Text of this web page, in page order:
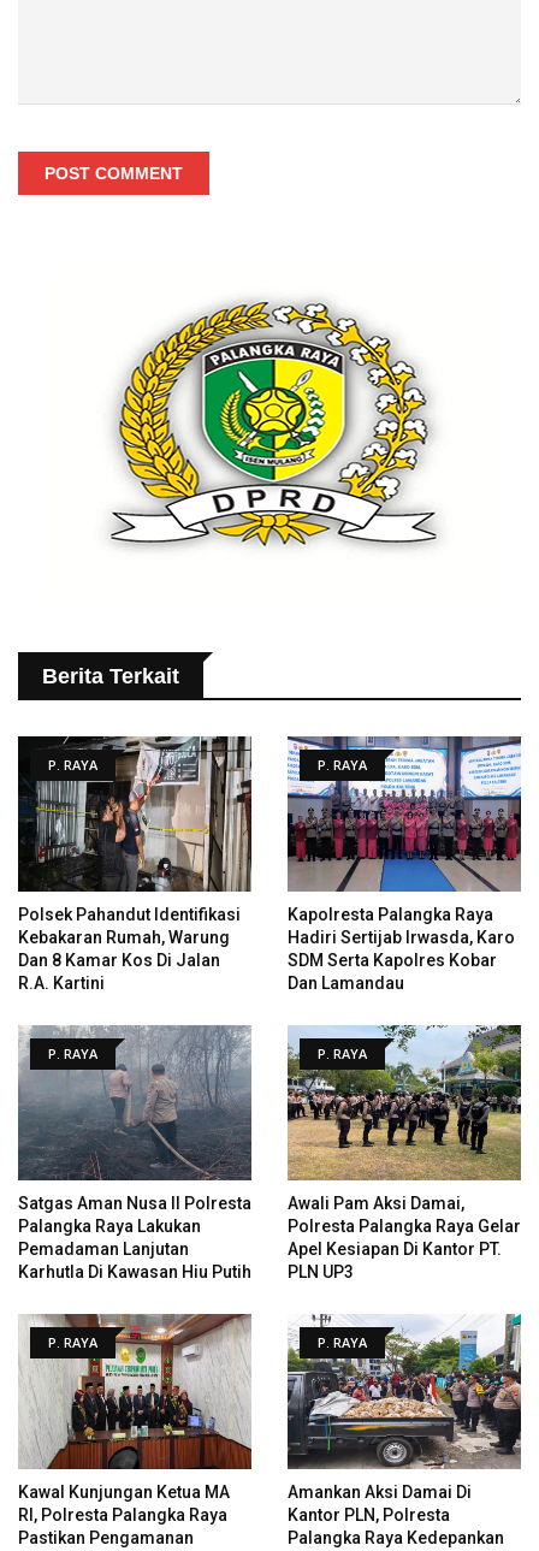
POST COMMENT
Berita Terkait
P. RAYA
Polsek Pahandut Identifikasi
Kebakaran Rumah, Warung
Dan 8 Kamar Kos Di Jalan
R.A. Kartini
P. RAYA
Kapolresta Palangka Raya
Hadiri Sertijab Irwasda, Karo
SDM Serta Kapolres Kobar
Dan Lamandau
P. RAYA
Satgas Aman Nusa II Polresta
Palangka Raya Lakukan
Pemadaman Lanjutan
Karhutla Di Kawasan Hiu Putih
P. RAYA
Awali Pam Aksi Damai,
Polresta Palangka Raya Gelar
Apel Kesiapan Di Kantor PT.
PLN UP3
P. RAYA
Kawal Kunjungan Ketua MA
RI, Polresta Palangka Raya
Pastikan Pengamanan
P. RAYA
Amankan Aksi Damai Di
Kantor PLN, Polresta
Palangka Raya Kedepankan